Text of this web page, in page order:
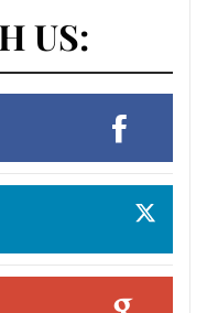
ਕਾਰਨ
ਵਰਗੇ
ਕੇਵਲ ਸਿੰਘ
US: